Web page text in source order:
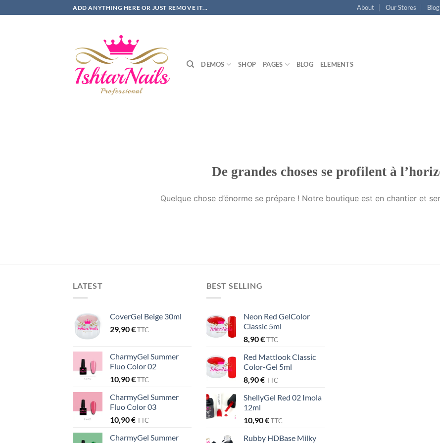
au
ADD ANYTHING HERE OR JUST REMOVE IT... About Our Stores Blog
DEMOS SHOP PAGES BLOG ELEMENTS
De grandes choses se profilent à
Quelque chose d’énorme se prépare ! Notre boutique est en chantier et
LATEST
CoverGel Beige 30ml
29,90€TTC
CharmyGel Summer
Fluo Color 02
10,90€TTC
CharmyGel Summer
Fluo Color 03
10,90€TTC
CharmyGel Summer
BEST SELLING
Neon Red GelColor
Classic 5ml
8,90€TTC
Red Mattlook Classic
Color-Gel 5ml
8,90€TTC
ShellyGel Red 02 Imola
12ml
10,90€TTC
Rubby HDBase Milky